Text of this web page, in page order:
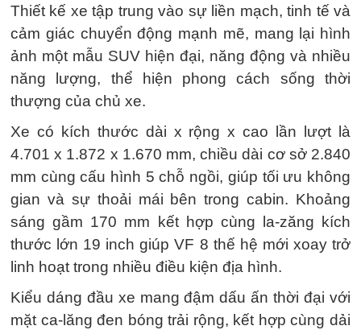
Thiết kế xe tập trung vào sự liền mạch, tinh tế và
cảm giác chuyển động mạnh mẽ, mang lại hình
ảnh một mẫu SUV hiện đại, năng động và nhiều
năng lượng, thể hiện phong cách sống thời
thượng của chủ xe.
Xe có kích thước dài x rộng x cao lần lượt là
4.701 x 1.872 x 1.670 mm, chiều dài cơ sở 2.840
mm cùng cấu hình 5 chỗ ngồi, giúp tối ưu không
gian và sự thoải mái bên trong cabin. Khoảng
sáng gầm 170 mm kết hợp cùng la-zăng kích
thước lớn 19 inch giúp VF 8 thế hệ mới xoay trở
linh hoạt trong nhiều điều kiện địa hình.
Kiểu dáng đầu xe mang đậm dấu ấn thời đại với
mặt ca-lăng đen bóng trải rộng, kết hợp cùng dải